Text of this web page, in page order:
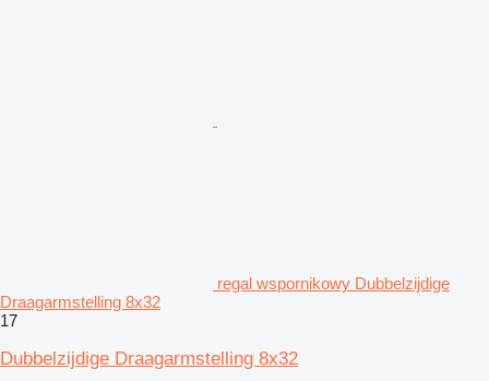
regal wspornikowy Dubbelzijdige
Draagarmstelling 8x32
17
Dubbelzijdige Draagarmstelling 8x32